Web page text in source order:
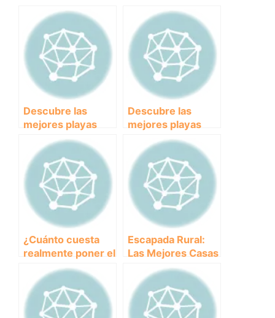
Descubre las
mejores playas
para perros en
Huelva: La
diversión está
garantizada
Descubre las
mejores playas
para perros en
Cádiz: ¡diversión
garantizada para
tu mascota!
¿Cuánto cuesta
realmente poner el
chip a un perro?
Escapada Rural:
Las Mejores Casas
Para Disfrutar Con
Tu Mascota.